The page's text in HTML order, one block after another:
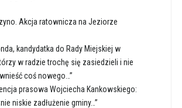
Akcja ratownicza na Jeziorze
kandydatka do Rady Miejskiej w
w radzie trochę się zasiedzieli i nie
coś nowego…”
prasowa Wojciecha Kankowskiego:
niskie zadłużenie gminy…”